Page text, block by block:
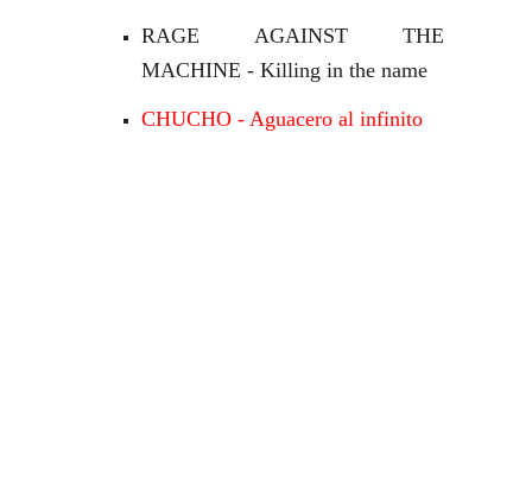
RAGE AGAINST THE
MACHINE - Killing in the name
CHUCHO - Aguacero al infinito